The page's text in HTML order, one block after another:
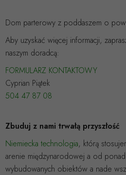
Dom parterowy z poddaszem o
Aby uzyskać więcej informacji,
naszym doradcą:
FORMULARZ KONTAKTOWY
Cyprian Piątek
504 47 87 08
Zbuduj z nami trwałą przyszłość
Niemiecka technologia, którą
arenie międzynarodowej a od
wybudowanych obiektów a nade